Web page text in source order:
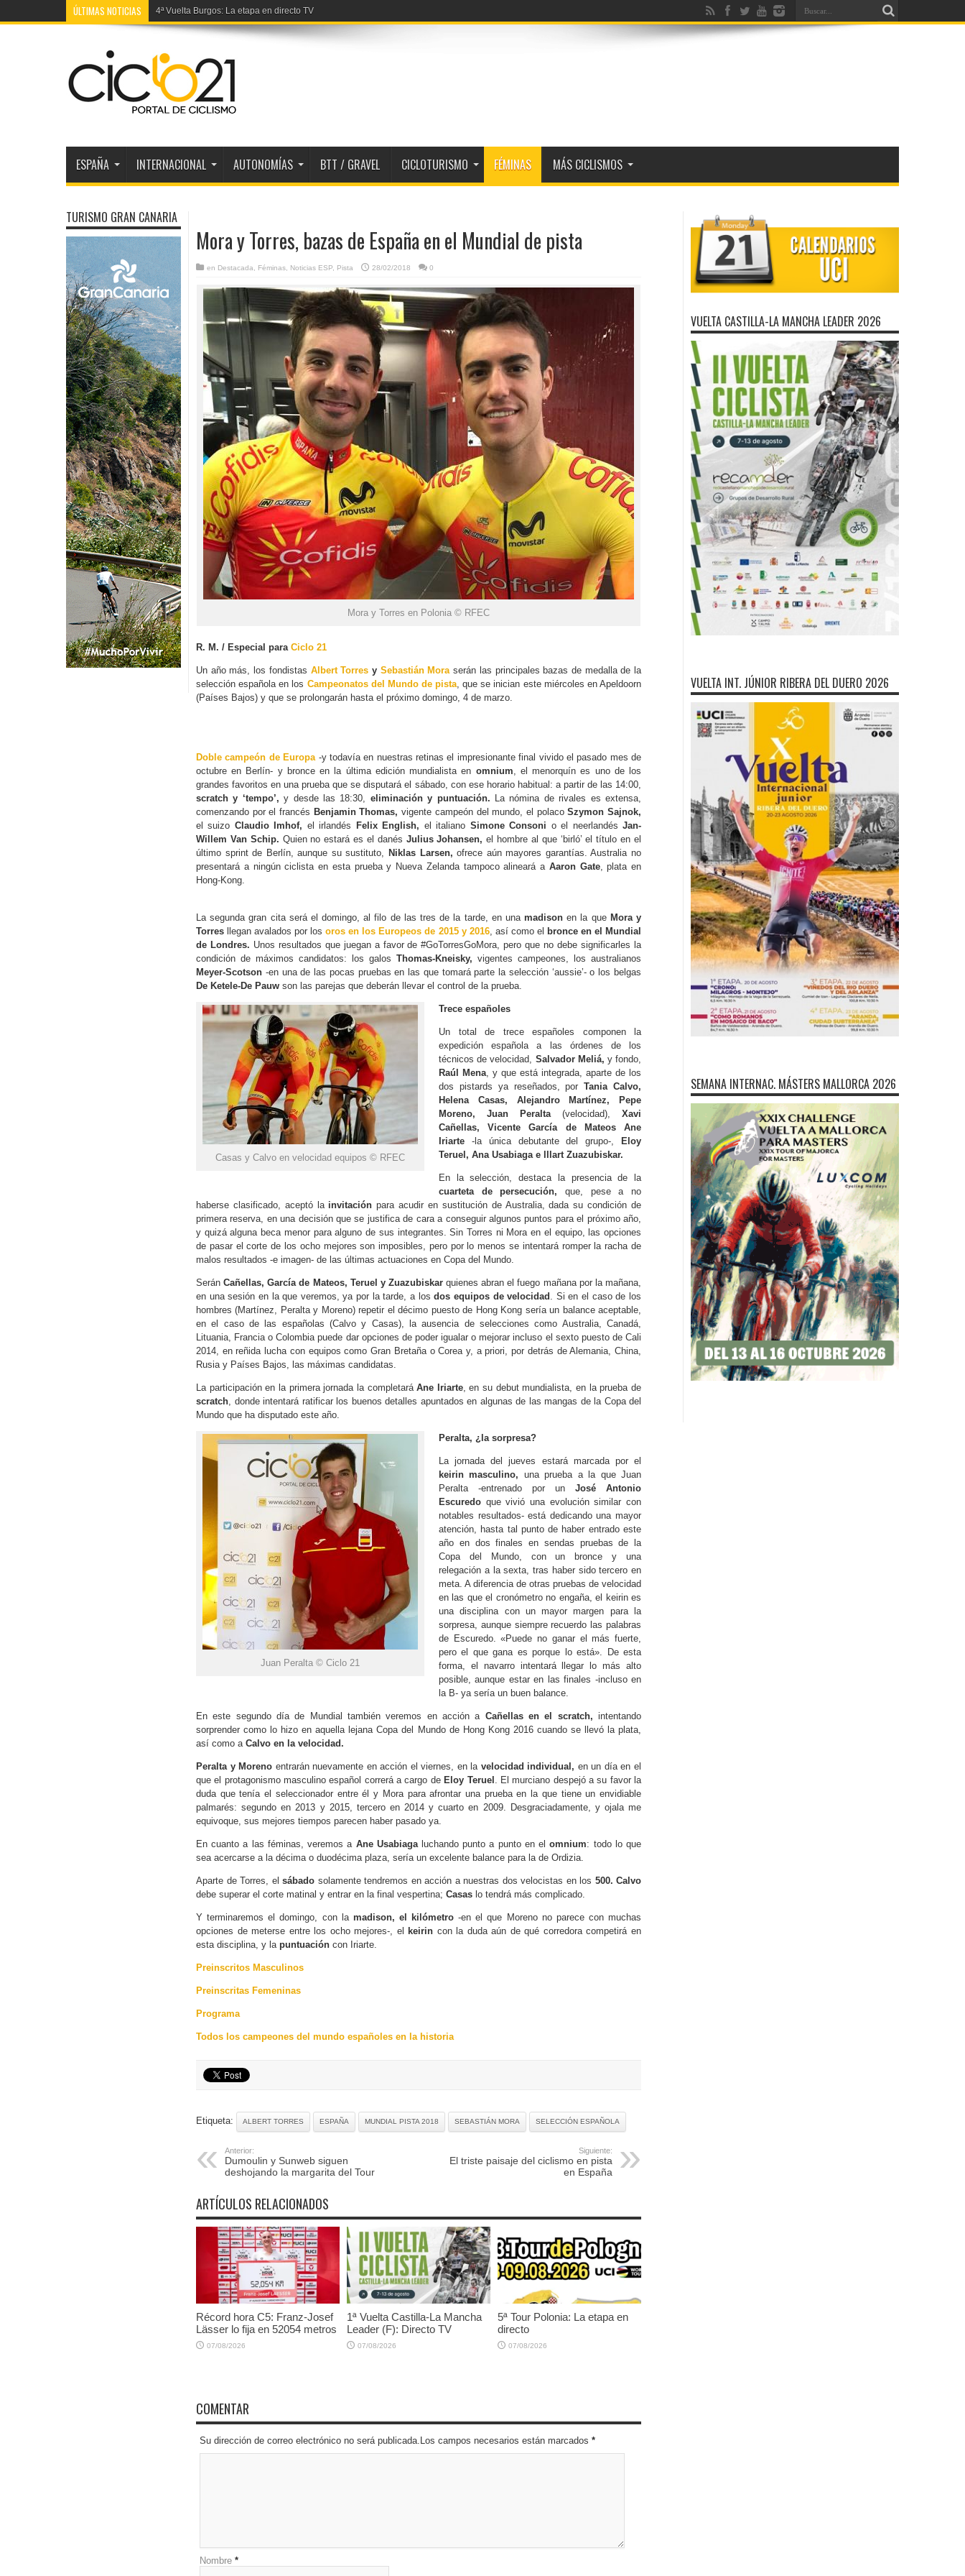
ÚLTIMAS NOTICIAS 4ª Vuelta Burgos: La etapa en directo TV
ESPAÑA INTERNACIONAL AUTONOMÍAS BTT / GRAVEL CICLOTURISMO FÉMINAS MÁS CICLISMOS
Mora y Torres, bazas de España en el Mundial de pista
en Destacada Féminas Noticias ESP Pista 28/02/2018 0
Mora y Torres en Polonia © RFEC
R. M. / Especial para Ciclo 21
Un año más, los fondistas Albert Torres y Sebastián Moraserán las principales bazas de medalla de la
selección española en los Campeonatos del Mundo de pista, que se inician este miércoles en Apeldoorn
(Países Bajos) y que se prolongarán hasta el próximo domingo, 4 de marzo.
Doble campeón de Europa-y todavía en nuestras retinas el impresionante final vivido el pasado mes de
octubre en Berlín- y bronce en la última edición mundialista en omnium, el menorquín es uno de los
grandes favoritos en una prueba que se disputará el sábado, con ese horario habitual: a partir de las 14:00,
scratch y ‘tempo’, y desde las 18:30, eliminación y puntuación. La nómina de rivales es extensa,
comenzando por el francés Benjamin Thomas, vigente campeón del mundo, el polacoSzymon Sajnok,
el suizo Claudio Imhof, el irlandés Felix English, el italiano Simone Consoni o el neerlandésJan-
Willem Van Schip. Quien no estará es el danés Julius Johansen, el hombre al que ‘birló’ el título en el
último sprint de Berlín, aunque su sustituto, Niklas Larsen, ofrece aún mayores garantías. Australia no
presentará a ningún ciclista en esta prueba y Nueva Zelanda tampoco alineará a Aaron Gate, plata en
Hong-Kong.
La segunda gran cita será el domingo, al filo de las tres de la tarde, en unamadison en la que Mora y
Torres llegan avalados por losoros en los Europeos de 2015 y 2016, así como el bronce en el Mundial
de Londres. Unos resultados que juegan a favor de #GoTorresGoMora, pero que no debe significarles la
condición de máximos candidatos: los galos Thomas-Kneisky, vigentes campeones, los australianos
Meyer-Scotson -en una de las pocas pruebas en las que tomará parte la selección ‘aussie’- o los belgas
De Ketele-De Pauw son las parejas que deberán llevar el control de la prueba.
Casas y Calvo en velocidad equipos © RFEC
Trece españoles
Un total de trece españoles componen la
expedición española a las órdenes de los
técnicos de velocidad, Salvador Meliá, y fondo,
Raúl Mena, y que está integrada, aparte de los
dos pistards ya reseñados, porTania Calvo,
Helena Casas, Alejandro Martínez, Pepe
Moreno, Juan Peralta(velocidad), Xavi
Cañellas, Vicente García de Mateos Ane
Iriarte -la única debutante del grupo-,
Eloy
Teruel, Ana Usabiaga e lllart Zuazubiskar.
En la selección, destaca la presencia de la
cuarteta de persecución, que, pese a no
haberse clasificado, aceptó la invitación para acudir en sustitución de Australia, dada su condición de
primera reserva, en una decisión que se justifica de cara a conseguir algunos puntos para el próximo año,
y quizá alguna beca menor para alguno de sus integrantes. Sin Torres ni Mora en el equipo, las opciones
de pasar el corte de los ocho mejores son imposibles, pero por lo menos se intentará romper la racha de
malos resultados -e imagen- de las últimas actuaciones en Copa del Mundo.
SeránCañellas, García de Mateos, Teruel y Zuazubiskarquienes abran el fuego mañana por la mañana,
en una sesión en la que veremos, ya por la tarde, a losdos equipos de velocidad . Si en el caso de los
hombres (Martínez, Peralta y Moreno) repetir el décimo puesto de Hong Kong sería un balance aceptable,
en el caso de las españolas (Calvo y Casas), la ausencia de selecciones como Australia, Canadá,
Lituania, Francia o Colombia puede dar opciones de poder igualar o mejorar incluso el sexto puesto de Cali
2014, en reñida lucha con equipos como Gran Bretaña o Corea y, a priori, por detrás de Alemania, China,
Rusia y Países Bajos, las máximas candidatas.
La participación en la primera jornada la completaráAne Iriarte, en su debut mundialista, en la prueba de
scratch, donde intentará ratificar los buenos detalles apuntados en algunas de las mangas de la Copa del
Mundo que ha disputado este año.
Juan Peralta © Ciclo 21
Peralta, ¿la sorpresa?
La jornada del jueves estará marcada por el
keirin masculino, una prueba a la que Juan
Peralta -entrenado por un José Antonio
Escuredo que vivió una evolución similar con
notables resultados- está dedicando una mayor
atención, hasta tal punto de haber entrado este
año en dos finales en sendas pruebas de la
Copa del Mundo, con un bronce y una
relegación a la sexta, tras haber sido tercero en
meta. A diferencia de otras pruebas de velocidad
en las que el cronómetro no engaña, el keirin es
una disciplina con un mayor margen para la
sorpresa, aunque siempre recuerdo las palabras
de Escuredo. «Puede no ganar el más fuerte,
pero el que gana es porque lo está». De esta
forma, el navarro intentará llegar lo más alto
posible, aunque estar en las finales -incluso en
la B- ya sería un buen balance.
En este segundo día de Mundial también veremos en acción a Cañellas en el scratch, intentando
sorprender como lo hizo en aquella lejana Copa del Mundo de Hong Kong 2016 cuando se llevó la plata,
así como a Calvo en la velocidad.
Peralta y Moreno entrarán nuevamente en acción el viernes, en la velocidad individual, en un día en el
que el protagonismo masculino español correrá a cargo de Eloy Teruel . El murciano despejó a su favor la
duda que tenía el seleccionador entre él y Mora para afrontar una prueba en la que tiene un envidiable
palmarés: segundo en 2013 y 2015, tercero en 2014 y cuarto en 2009. Desgraciadamente, y ojala me
equivoque, sus mejores tiempos parecen haber pasado ya.
En cuanto a las féminas, veremos a Ane Usabiagaluchando punto a punto en elomnium: todo lo que
sea acercarse a la décima o duodécima plaza, sería un excelente balance para la de Ordizia.
Aparte de Torres, el sábado solamente tendremos en acción a nuestras dos velocistas en los 500. Calvo
debe superar el corte matinal y entrar en la final vespertina; Casas lo tendrá más complicado.
Y terminaremos el domingo, con la madison, el kilómetro -en el que Moreno no parece con muchas
opciones de meterse entre los ocho mejores-, el
keirin con la duda aún de qué corredora competirá en
esta disciplina, y la puntuación con Iriarte.
Preinscritos Masculinos
Preinscritas Femeninas
Programa
Todos los campeones del mundo españoles en la historia
Etiqueta: ALBERT TORRES ESPAÑA MUNDIAL PISTA 2018 SEBASTIÁN MORA SELECCIÓN ESPAÑOLA
Anterior:
Dumoulin y Sunweb siguen
deshojando la margarita del Tour
Siguiente:
El triste paisaje del ciclismo en pista
en España
ARTÍCULOS RELACIONADOS
Récord hora C5: Franz-Josef
Lässer lo fija en 52054 metros
07/08/2026
1ª Vuelta Castilla-La Mancha
Leader (F): Directo TV
07/08/2026
5ª Tour Polonia: La etapa en
directo
07/08/2026
COMENTAR
Su dirección de correo electrónico no será publicada.Los campos necesarios están marcados *
Nombre *
TURISMO GRAN CANARIA
VUELTA CASTILLA-LA MANCHA LEADER 2026
VUELTA INT. JÚNIOR RIBERA DEL DUERO 2026
SEMANA INTERNAC. MÁSTERS MALLORCA 2026